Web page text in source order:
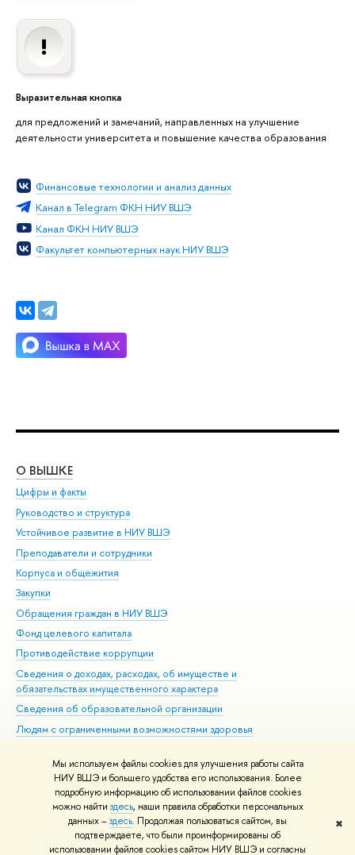
Мы используем файлы cookies для улучшения работы сайта
НИУ ВШЭ и большего удобства его использования. Более
подробную информацию об использовании файлов cookies
можно найти здесь, наши правила обработки персональных
данных –здесь. Продолжая пользоваться сайтом, вы
подтверждаете, что были проинформированы об
использовании файлов cookies сайтом НИУ ВШЭ и согласны
✖
Выразительная кнопка
для предложений и замечаний, направленных на улучшение
деятельности университета и повышение качества образования
Финансовые технологии и анализ данных
Канал в Telegram ФКН НИУ ВШЭ
Канал ФКН НИУ ВШЭ
Факультет компьютерных наук НИУ ВШЭ
О ВЫШКЕ
Цифры и факты
Руководство и структура
Устойчивое развитие в НИУ ВШЭ
Преподаватели и сотрудники
Корпуса и общежития
Закупки
Обращения граждан в НИУ ВШЭ
Фонд целевого капитала
Противодействие коррупции
Сведения о доходах, расходах, об имуществе и
обязательствах имущественного характера
Сведения об образовательной организации
Людям с ограниченными возможностями здоровья
Работа в Вышке
© НИУ ВШЭ 1993–2026 Адреса и контакты Условия использования